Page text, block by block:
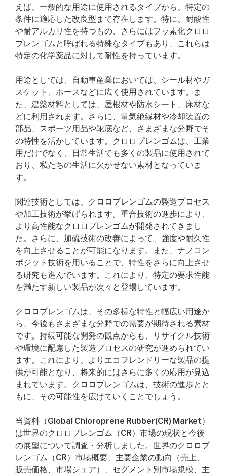
えば、一般的な用途に使用されるタイプから、特定の
条件に適応した改良型まで存在します。特に、耐酸性
や耐アルカリ性を持つもの、さらにはフッ素化クロロ
プレンゴムと呼ばれる特殊なタイプもあり、これらは
特定の化学薬品に対して耐性を持っています。
用途としては、自動車産業においては、シール材やガ
スケット、ホースなどに広く使用されています。ま
た、建築材料としては、屋根材や防水シート、床材な
どに利用されます。さらに、電気絶縁材や冷却装置の
部品、スポーツ用品や靴底など、さまざまな分野でそ
の特性を活かしています。クロロプレンゴムは、工業
用だけでなく、日常生活でも多くの製品に使用されて
おり、私たちの生活に欠かせない素材となっていま
す。
関連技術としては、クロロプレンゴムの製造プロセス
や加工技術が挙げられます。重合技術の進歩により、
より高性能なクロロプレンゴムが開発されてきまし
た。さらに、加硫技術の改善によって、強度や耐久性
を向上させることが可能になります。また、ナノコン
ポジット技術を用いることで、特性をさらに向上させ
る研究も進んでいます。これにより、特定の要求性能
を満たす新しい製品が次々と登場しています。
クロロプレンゴムは、その多様な特性と幅広い用途か
ら、今後もさまざまな分野での需要が期待される素材
です。持続可能な開発の観点からも、リサイクル技術
や環境に配慮した製造プロセスの研究が進められてい
ます。これにより、よりエコフレンドリーな製品の提
供が可能となり、将来的にはさらに多くの応用が見込
まれています。クロロプレンゴムは、技術の進歩とと
もに、その可能性を広げていくことでしょう。
当資料（Global Chloroprene Rubber(CR) Market）
は世界のクロロプレンゴム（CR）市場の現状と今後
の展望について調査・分析しました。世界のクロロプ
レンゴム（CR）市場概要、主要企業の動向（売上、
販売価格、市場シェア）、セグメント別市場規模、主